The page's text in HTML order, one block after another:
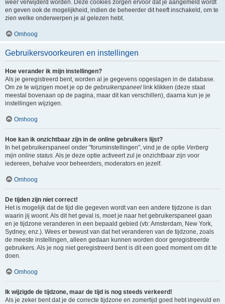
weer verwijderd worden. Deze cookies zorgen ervoor dat je aangemeld wordt
en geven ook de mogelijkheid, indien de beheerder dit heeft inschakeld, om te
zien welke onderwerpen je al gelezen hebt.
Omhoog
Gebruikersvoorkeuren en instellingen
Hoe verander ik mijn instellingen?
Als je geregistreerd bent, worden al je gegevens opgeslagen in de database.
Om ze te wijzigen moet je op de gebruikerspaneel link klikken (deze staat
meestal bovenaan op de pagina, maar dit kan verschillen), daarna kun je je
instellingen wijzigen.
Omhoog
Hoe kan ik onzichtbaar zijn in de online gebruikers lijst?
In het gebruikerspaneel onder "foruminstellingen", vind je de optie Verberg
mijn online status. Als je deze optie activeert zul je onzichtbaar zijn voor
iedereen, behalve voor beheerders, moderators en jezelf.
Omhoog
De tijden zijn niet correct!
Het is mogelijk dat de tijd die gegeven wordt van een andere tijdzone is dan
waarin jij woont. Als dit het geval is, moet je naar het gebruikerspaneel gaan
en je tijdzone veranderen in een bepaald gebied (vb: Amsterdam, New York,
Sydney, enz.). Wees er bewust van dat het veranderen van de tijdzone, zoals
de meeste instellingen, alleen gedaan kunnen worden door geregistreerde
gebruikers. Als je nog niet geregistreerd bent is dit een goed moment om dit te
doen.
Omhoog
Ik wijzigde de tijdzone, maar de tijd is nog steeds verkeerd!
Als je zeker bent dat je de correcte tijdzone en zomertijd goed hebt ingevuld en